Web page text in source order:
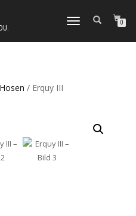
NAVIGATION
0
/ Erquy III